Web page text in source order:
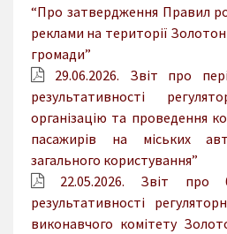
“Про затвердження Правил
реклами на території
громади”
29.06.2026. Звіт про
результативності
організацію та проведення
пасажирів на міських
загального користування”
22.05.2026. Звіт про
результативності
виконавчого комітету